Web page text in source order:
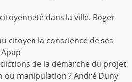
dans la ville. Roger
citoyen la conscience de ses
de la démarche du projet
ou manipulation ? André Duny